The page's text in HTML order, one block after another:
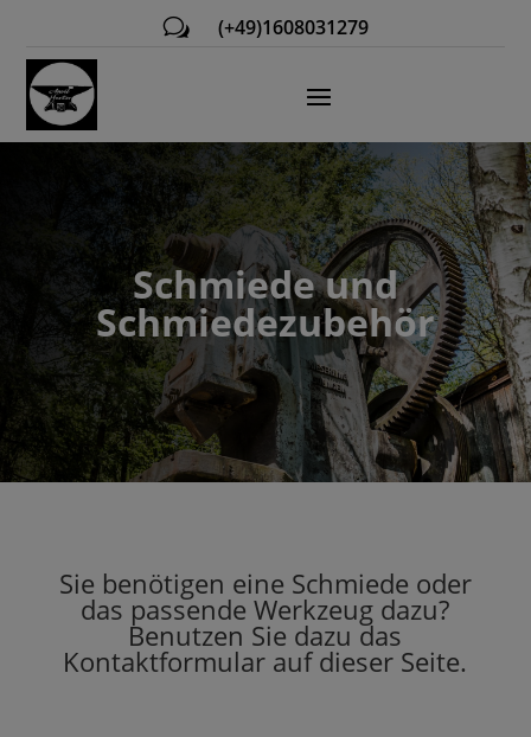
w (+49)1608031279
Schmiede und
Schmiedezubehör
Sie benötigen eine Schmiede oder
das passende Werkzeug dazu?
Benutzen Sie dazu das
Kontaktformular auf dieser Seite.